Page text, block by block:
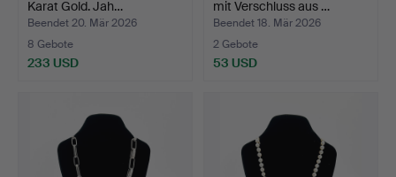
Karat Gold. Jah…
Beendet 20. Mär 2026
8 Gebote
233 USD
mit Verschluss aus …
Beendet 18. Mär 2026
2 Gebote
53 USD